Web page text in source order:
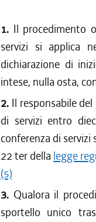
1. Il procedimento
servizi si applica
dichiarazione di
intese, nulla osta,
2. Il responsabile
di servizi entro
conferenza di
22 ter della legge
(5)
3. Qualora il
sportello unico